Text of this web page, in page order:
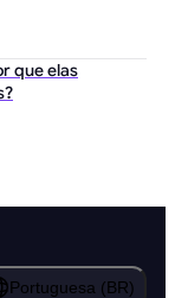
que elas
Portuguesa (BR)